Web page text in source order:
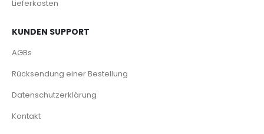
Lieferkosten
KUNDEN SUPPORT
AGBs
Rücksendung einer Bestellung
Datenschutzerklärung
Kontakt